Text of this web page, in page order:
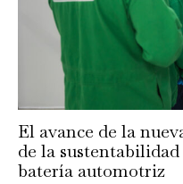
El avance de la
de la
batería automotriz